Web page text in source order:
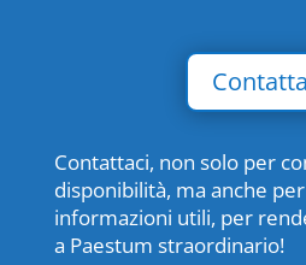
Contattaci, non solo per
disponibilità, ma anche
informazioni utili, per
a Paestum straordinario!